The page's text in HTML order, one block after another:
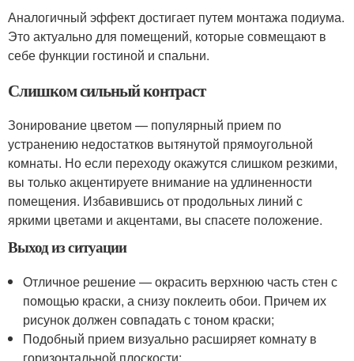
Аналогичный эффект достигает путем монтажа подиума.
Это актуально для помещений, которые совмещают в
себе функции гостиной и спальни.
Слишком сильный контраст
Зонирование цветом — популярный прием по
устранению недостатков вытянутой прямоугольной
комнаты. Но если переходу окажутся слишком резкими,
вы только акцентируете внимание на удлиненности
помещения. Избавившись от продольных линий с
яркими цветами и акцентами, вы спасете положение.
Выход из ситуации
Отличное решение — окрасить верхнюю часть стен с
помощью краски, а снизу поклеить обои. Причем их
рисунок должен совпадать с тоном краски;
Подобный прием визуально расширяет комнату в
горизонтальной плоскости;